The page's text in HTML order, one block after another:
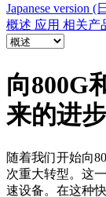
公
司
聘
启
事
作
伙
伴
Japanese version (
概述 应用 相关产
向800G
来的进
随着我们开始向
次重大转型。这
速设备。在这种